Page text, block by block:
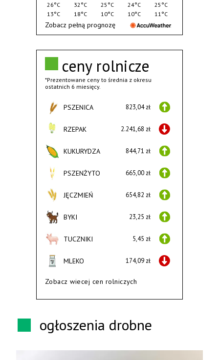
ceny rolnicze
*Prezentowane ceny to średnia z okresu
ostatnich 6 miesięcy.
PSZENICA 823,04 zł
RZEPAK 2.241,68 zł
KUKURYDZA 844,71 zł
PSZENŻYTO 665,00 zł
JĘCZMIEŃ 654,82 zł
BYKI 23,25 zł
TUCZNIKI 5,45 zł
MLEKO 174,09 zł
Zobacz wiecej cen rolniczych
26°C
13°C
32°C
18°C
25°C
10°C
24°C
10°C
25°C
11°C
Zobacz pełną prognozę
ogłoszenia drobne